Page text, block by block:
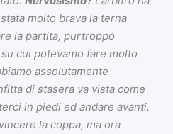
molto brava la terna
la partita, purtroppo
cui potevamo fare molto
assolutamente
di stasera va vista come
in piedi ed andare avanti.
la coppa, ma ora